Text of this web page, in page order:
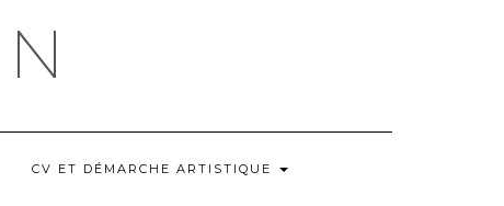
CV ET DÉMARCHE ARTISTIQUE